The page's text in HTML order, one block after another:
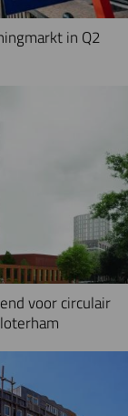
in Q2
voor circulair